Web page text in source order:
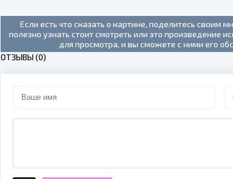
Если есть что сказать о картине, поделитесь своим
полезно узнать стоит смотреть или это произведение
для просмотра, и вы сможете с ними его
ОТЗЫВЫ (0)